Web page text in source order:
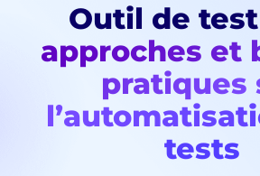
Outil de
approches et
pratiques
tests